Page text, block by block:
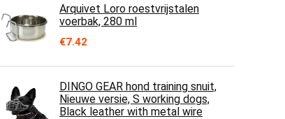
Arquivet Loro roestvrijstalen
voerbak, 280 ml
€7.42
DINGO GEAR hond training snuit,
Nieuwe versie, S working dogs,
Black leather with metal wire